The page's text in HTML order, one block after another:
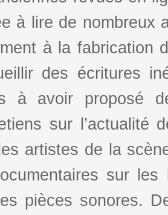
à lire de nombreux
à la fabrication
des écritures
à avoir proposé
sur l’actualité
artistes de la
sur
pièces sonores.